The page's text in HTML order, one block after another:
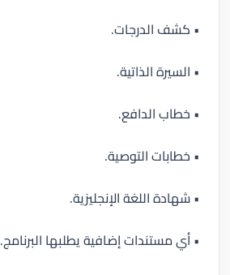
• كشف الدرجات.
• السيرة الذاتية.
• خطاب الدافع.
• خطابات التوصية.
• شهادة اللغة الإنجليزية.
• أي مستندات إضافية يطلبها البرنامج.